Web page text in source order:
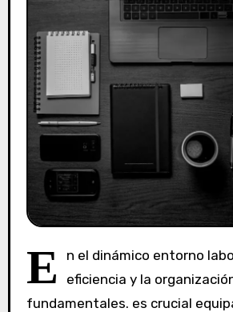
E
n el dinámico entorno
eficiencia y la
fundamentales. es crucial